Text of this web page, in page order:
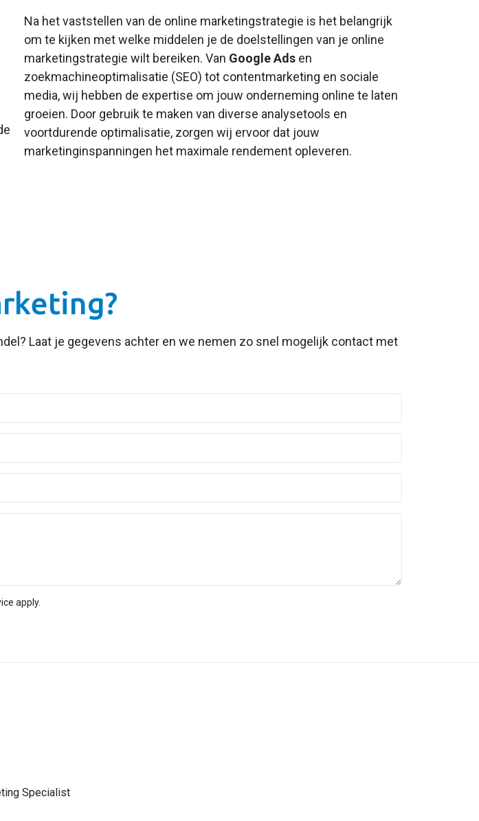
Na het vaststellen van de online marketingstrategie is het belangrijk
om te kijken met welke middelen je de doelstellingen van je online
marketingstrategie wilt bereiken. Van Google Ads en
zoekmachineoptimalisatie (SEO) tot contentmarketing en sociale
media,wij hebben de expertise om jouw onderneming online te laten
groeien. Door gebruik te maken van diverse analysetools en
voortdurende optimalisatie, zorgen wij ervoor dat jouw
marketinginspanningen het maximale rendement opleveren.
? Laat je gegevens achter en we nemen zo snel mogelijk contact met
apply.
Specialist